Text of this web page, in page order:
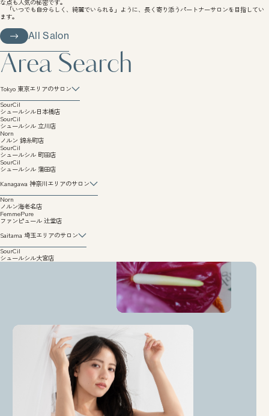
な点も人気の秘密です。
「いつでも自分らしく、綺麗でいられる」ように、長く寄り添うパートナーサロンを目指してい
ます。
All Salon
Area Search
Tokyo 東京エリアのサロン
SourCil
シュールシル日本橋店
SourCil
シュールシル 立川店
Norn
ノルン 錦糸町店
SourCil
シュールシル 町田店
SourCil
シュールシル 蒲田店
Kanagawa 神奈川エリアのサロン
Norn
ノルン海老名店
FemmePure
ファンピュール 辻堂店
Saitama 埼玉エリアのサロン
SourCil
シュールシル大宮店